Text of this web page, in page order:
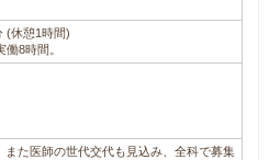
(休憩1時間)
8時間。
また医師の世代交代も見込み、全科で募集